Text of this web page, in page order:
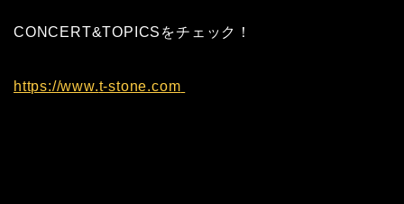
CONCERT&TOPICSをチェック！
https://www.t-stone.com